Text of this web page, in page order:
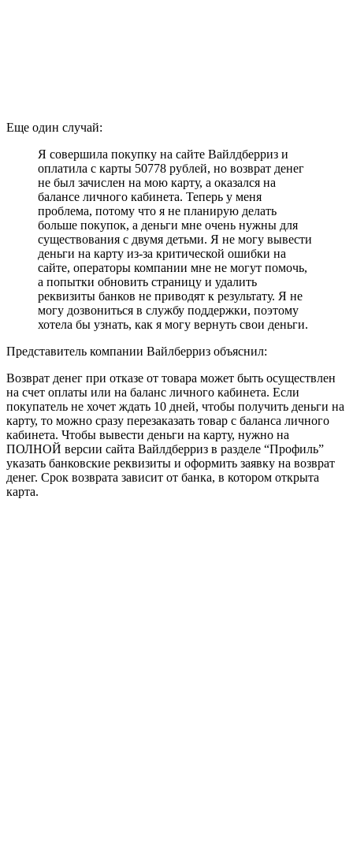
Еще один случай:
Я совершила покупку на сайте Вайлдберриз и
оплатила с карты 50778 рублей, но возврат денег
не был зачислен на мою карту, а оказался на
балансе личного кабинета. Теперь у меня
проблема, потому что я не планирую делать
больше покупок, а деньги мне очень нужны для
существования с двумя детьми. Я не могу вывести
деньги на карту из-за критической ошибки на
сайте, операторы компании мне не могут помочь,
а попытки обновить страницу и удалить
реквизиты банков не приводят к результату. Я не
могу дозвониться в службу поддержки, поэтому
хотела бы узнать, как я могу вернуть свои деньги.
Представитель компании Вайлберриз объяснил:
Возврат денег при отказе от товара может быть осуществлен
на счет оплаты или на баланс личного кабинета. Если
покупатель не хочет ждать 10 дней, чтобы получить деньги на
карту, то можно сразу перезаказать товар с баланса личного
кабинета. Чтобы вывести деньги на карту, нужно на
ПОЛНОЙ версии сайта Вайлдберриз в разделе “Профиль”
указать банковские реквизиты и оформить заявку на возврат
денег. Срок возврата зависит от банка, в котором открыта
карта.